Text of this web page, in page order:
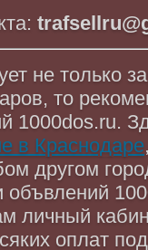
не только
то
1000dos.ru.
в Краснодаре
другом
объвлений
личный
оплат